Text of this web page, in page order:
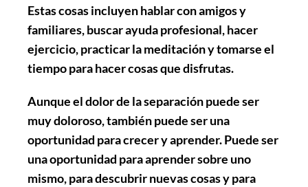
Estas cosas incluyen hablar con amigos y
familiares, buscar ayuda profesional, hacer
ejercicio, practicar la meditación y tomarse el
tiempo para hacer cosas que disfrutas.
Aunque el dolor de la separación puede ser
muy doloroso, también puede ser una
oportunidad para crecer y aprender. Puede ser
una oportunidad para aprender sobre uno
mismo, para descubrir nuevas cosas y para